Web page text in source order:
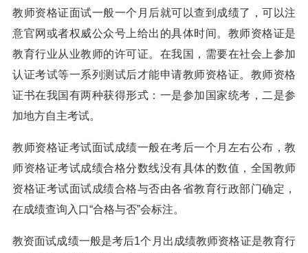
教师资格证面试一般一个月后就可以查到成绩了，可以注
意官网或者权威公众号上给出的具体时间。教师资格证是
教育行业从业教师的许可证。在我国，需要在社会上参加
认证考试等一系列测试后才能申请教师资格证。教师资格
证书在我国有两种获得形式：一是参加国家统考，二是参
加地方自主考试。
教师资格证考试面试成绩一般在考后一个月左右公布，教
师资格证考试成绩合格分数线没有具体的数值，全国教师
资格证考试面试成绩合格与否由各省教育行政部门确定，
在成绩查询入口“合格与否”会标注。
教资面试成绩一般是考后1个月出成绩教师资格证是教育行